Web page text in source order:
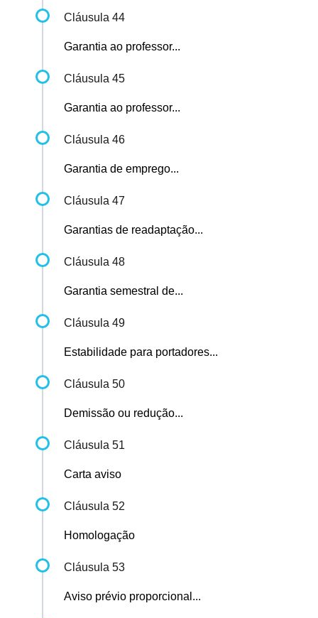
Cláusula 44
Garantia ao professor...
Cláusula 45
Garantia ao professor...
Cláusula 46
Garantia de emprego...
Cláusula 47
Garantias de readaptação...
Cláusula 48
Garantia semestral de...
Cláusula 49
Estabilidade para portadores...
Cláusula 50
Demissão ou redução...
Cláusula 51
Carta aviso
Cláusula 52
Homologação
Cláusula 53
Aviso prévio proporcional...